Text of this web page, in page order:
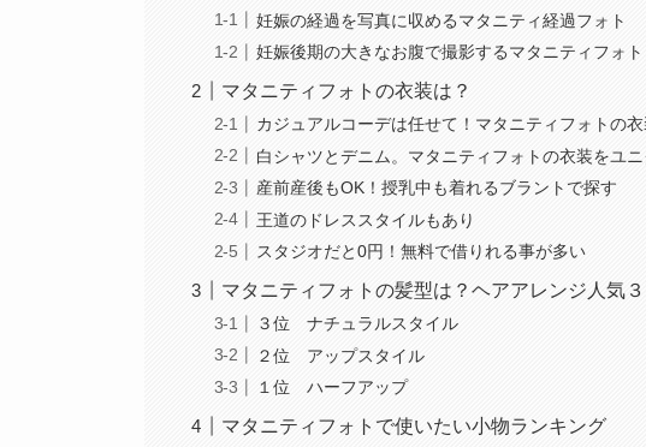
妊娠の経過を写真に収めるマタニティ経過フォト
妊娠後期の大きなお腹で撮影するマタニティフォト
マタニティフォトの衣装は？
カジュアルコーデは任せて！マタニティフォトの
白シャツとデニム。マタニティフォトの衣装をユ
産前産後もOK！授乳中も着れるブラントで探す
王道のドレススタイルもあり
スタジオだと0円！無料で借りれる事が多い
マタニティフォトの髪型は？ヘアアレンジ人気３
３位 ナチュラルスタイル
２位 アップスタイル
１位 ハーフアップ
マタニティフォトで使いたい小物ランキング